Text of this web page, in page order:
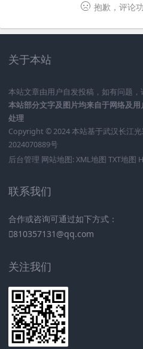
抱歉，评论
关于本站
本站文章由用户自发投稿，如有问题，
本站部分文字及图片均来自于网络及
处理
Copyright © 2024 本站基于武汉长江
2024070889号
后台管理 网站地图: XML地图 TXT地图
联系我们
合作或咨询可通过如下方式：
810357131@qq.com
关注我们